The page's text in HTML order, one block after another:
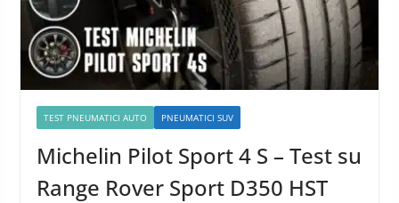
TEST PNEUMATICI AUTO PNEUMATICI SUV
Michelin Pilot Sport 4 S – Test su
Range Rover Sport D350 HST